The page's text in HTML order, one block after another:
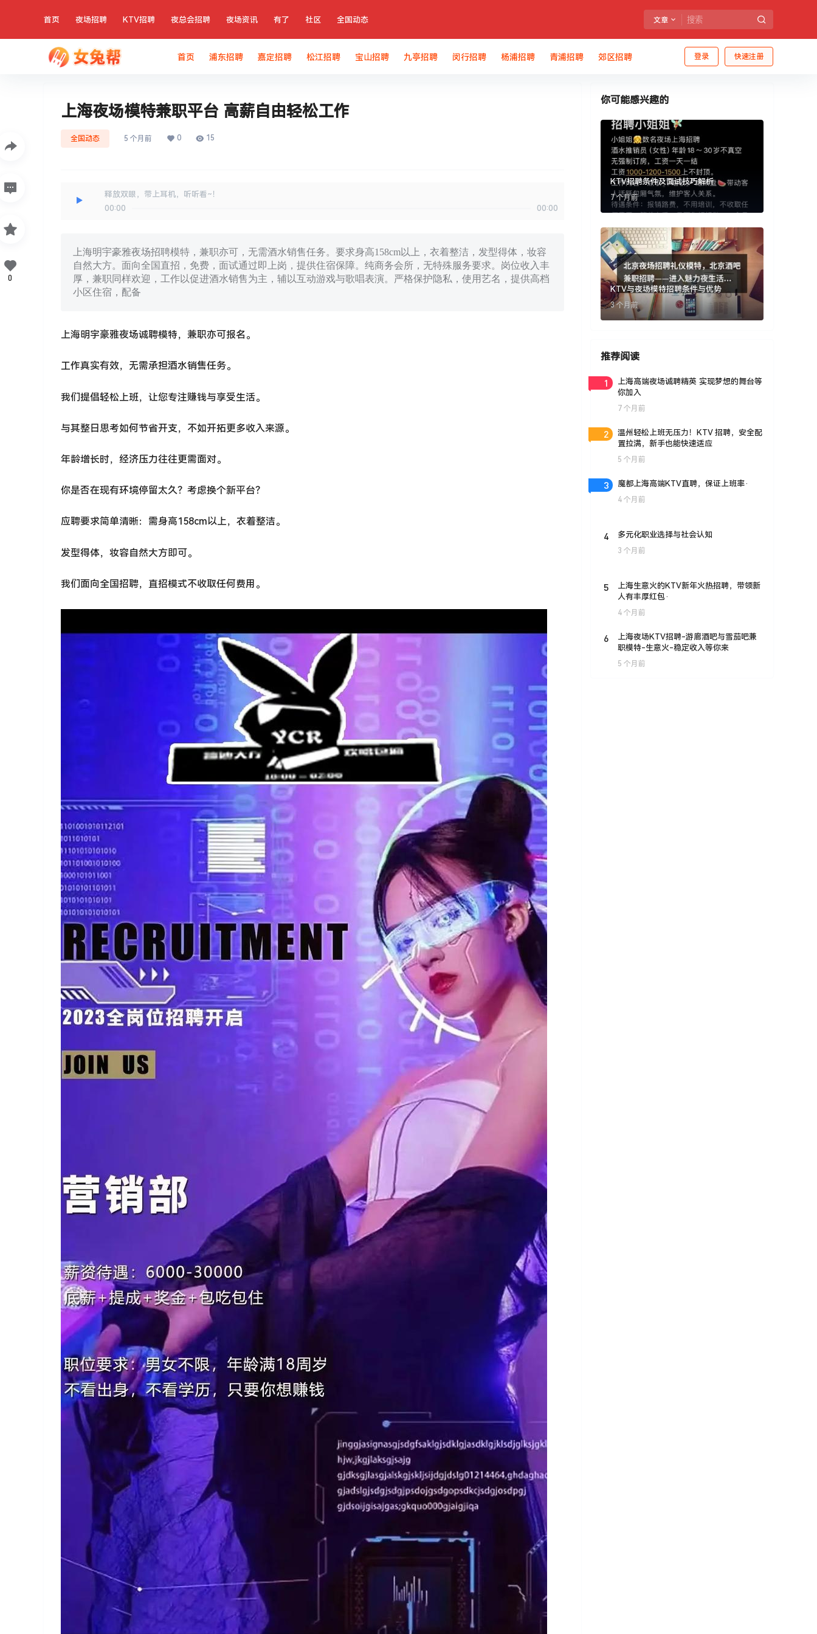
首页 夜场招聘 KTV招聘 夜总会招聘 夜场资讯 有了 社区 全国动态 文章
登录 快速注册
首页 浦东招聘 嘉定招聘 松江招聘 宝山招聘 九亭招聘 闵行招聘 杨浦招聘 青浦招聘 郊区招聘
上海夜场模特兼职平台 高薪自由轻松工作
全国动态 5 个月前 0 15
释放双眼，带上耳机，听听看~！
00:00
00:00
上海明宇豪雅夜场招聘模特，兼职亦可，无需酒水销售任务。要求身高158cm以上，衣着整洁，发型得体，妆容
自然大方。面向全国直招，免费，面试通过即上岗，提供住宿保障。纯商务会所，无特殊服务要求。岗位收入丰
厚，兼职同样欢迎，工作以促进酒水销售为主，辅以互动游戏与歌唱表演。严格保护隐私，使用艺名，提供高档
小区住宿，配备
上海明宇豪雅夜场诚聘模特，兼职亦可报名。
工作真实有效，无需承担酒水销售任务。
我们提倡轻松上班，让您专注赚钱与享受生活。
与其整日思考如何节省开支，不如开拓更多收入来源。
年龄增长时，经济压力往往更需面对。
你是否在现有环境停留太久？考虑换个新平台？
应聘要求简单清晰：需身高158cm以上，衣着整洁。
发型得体，妆容自然大方即可。
我们面向全国招聘，直招模式不收取任何费用。
0
你可能感兴趣的
KTV招聘条件及面试技巧解析
7 个月前
KTV与夜场模特招聘条件与优势
3 个月前
推荐阅读
1
上海高端夜场诚聘精英 实现梦想的舞台等
你加入
7 个月前
2
温州轻松上班无压力！KTV 招聘，安全配
置拉满，新手也能快速适应
5 个月前
3 魔都上海高端KTV直聘，保证上班率·
4 个月前
4 多元化职业选择与社会认知
3 个月前
5
上海生意火的KTV新年火热招聘，带领新
人有丰厚红包·
4 个月前
6
上海夜场KTV招聘-游廊酒吧与雪茄吧兼
职模特-生意火-稳定收入等你来
5 个月前